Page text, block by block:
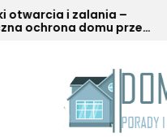
Skip
to
i zalania –
domu przed